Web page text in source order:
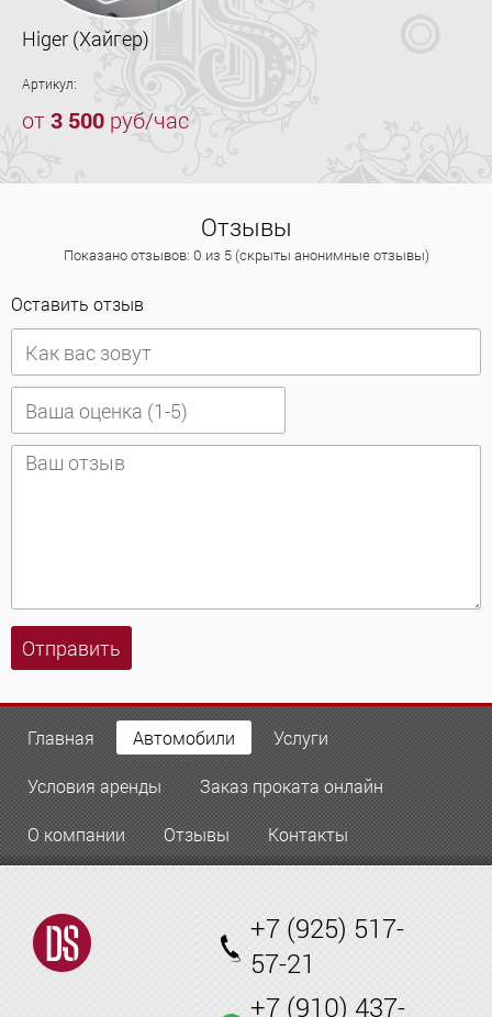
Higer (Хайгер)
Артикул:
от3 500 руб/час
Отзывы
Показано отзывов: 0 из 5 (скрыты анонимные отзывы)
Оставить отзыв
Отправить
Главная Автомобили Услуги
Условия аренды Заказ проката онлайн
О компании Отзывы Контакты
+7 (925) 517-
57-21
+7 (910) 437-